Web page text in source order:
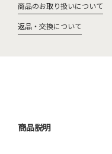
商品のお取り扱いについて
返品・交換について
商品説明